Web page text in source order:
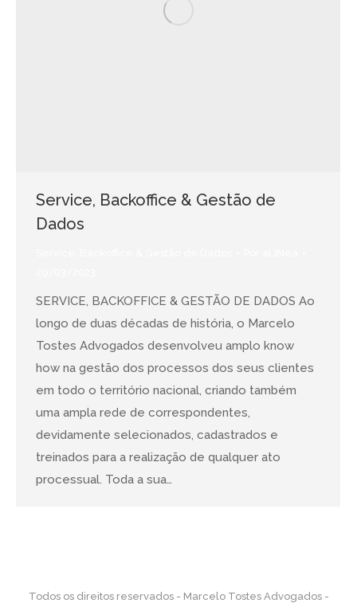
Service, Backoffice & Gestão de
Dados
SERVICE, BACKOFFICE & GESTÃO DE DADOS Ao
longo de duas décadas de história, o Marcelo
Tostes Advogados desenvolveu amplo know
how na gestão dos processos dos seus clientes
em todo o território nacional, criando também
uma ampla rede de correspondentes,
devidamente selecionados, cadastrados e
treinados para a realização de qualquer ato
processual. Toda a sua…
Todos os direitos reservados - Marcelo Tostes Advogados -